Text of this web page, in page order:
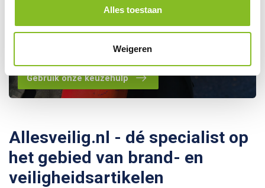
Alles toestaan
Weigeren
Kom je er toch niet helemaal
uit? Maak gebruik van onze
Gebruik onze keuzehulp
Allesveilig.nl - dé specialist op
het gebied van brand- en
veiligheidsartikelen